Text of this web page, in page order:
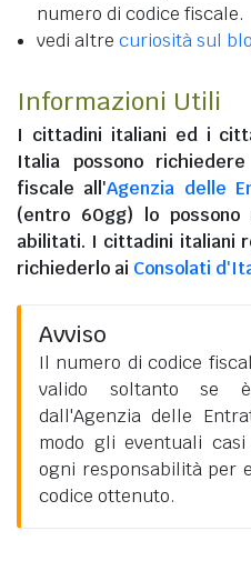
numero di codice fiscale.
vedi altre curiosità sul
Informazioni Utili
I cittadini italiani ed i
Italia possono
fiscale all'Agenzia delle
(entro 60gg) lo possono
abilitati. I cittadini italiani
richiederlo ai Consolati
Avviso
Il numero di codice
valido soltanto se
dall'Agenzia delle
modo gli eventuali
ogni responsabilità per
codice ottenuto.